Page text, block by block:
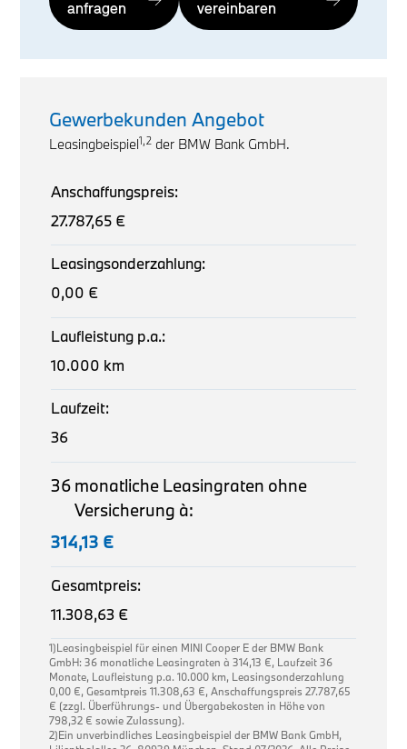
anfragen
vereinbaren
Gewerbekunden Angebot
Leasingbeispiel1,2 der BMW Bank GmbH.
Anschaffungspreis:
27.787,65 €
Leasingsonderzahlung:
0,00 €
Laufleistung p.a.:
10.000 km
Laufzeit:
36
36 monatliche Leasingraten ohne
Versicherung à:
314,13 €
Gesamtpreis:
11.308,63 €
1)Leasingbeispiel für einen MINI Cooper E der BMW Bank
GmbH: 36 monatliche Leasingraten à 314,13 €, Laufzeit 36
Monate, Laufleistung p.a. 10.000 km, Leasingsonderzahlung
0,00 €, Gesamtpreis 11.308,63 €, Anschaffungspreis 27.787,65
€ (zzgl. Überführungs- und Übergabekosten in Höhe von
798,32 € sowie Zulassung).
2)Ein unverbindliches Leasingbeispiel der BMW Bank GmbH,